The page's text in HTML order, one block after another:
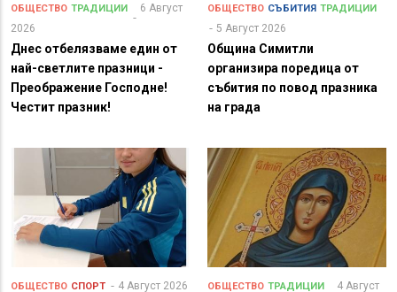
ОБЩЕСТВО ТРАДИЦИИ
6 Август
2026
Днес отбелязваме един от
най-светлите празници -
Преображение Господне!
Честит празник!
ОБЩЕСТВО СЪБИТИЯ ТРАДИЦИИ
5 Август 2026
Община Симитли
организира поредица от
събития по повод празника
на града
ОБЩЕСТВО СПОРТ 4 Август 2026 ОБЩЕСТВО ТРАДИЦИИ
4 Август